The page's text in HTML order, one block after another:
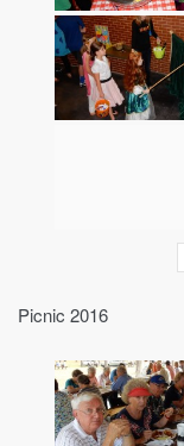
Picnic 2016